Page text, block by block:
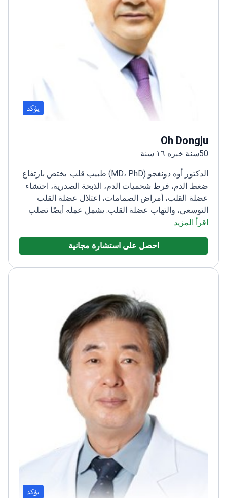
يؤكد
Oh Dongju
50سنة خبره ١٦ سنة
الدكتور أوه دونغجو (MD، PhD) طبيب قلب. يختص بارتفاع
ضغط الدم، فرط شحميات الدم، الذبحة الصدرية، احتشاء
عضلة القلب، أمراض الصمامات، اعتلال عضلة القلب
التوسعي، والتهاب عضلة القلب. يشمل عمله أيضًا تصلب
الشرايين وأمراض الانسداد الشرياني. وهو متمرس في
أمراض القلب في كلية الطب بجامعة إيموري. كما عمل
جامعة كورنيل. تولى العديد من المناصب القيادية: رئيسًا لـ
KSC؛ رئيسًا لـ KACG؛ عضوًا في مجلس إدارة مؤسسة
أسان للقلب؛ نائبًا لرئيس KHA؛ رئيسًا لقسم أمراض القلب
في KAIM؛ نائبًا لرئيس NAMOK/KAMS؛ محافظًا لفرع
ACC في كوريا؛ وعضوًا في اللجنة الوطنية لأخلاقيات علم
اقرأ المزيد
احصل على استشارة مجانية
يؤكد